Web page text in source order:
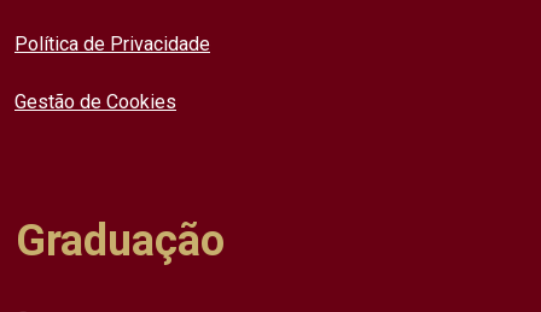
Política de Privacidade
Gestão de Cookies
Graduação